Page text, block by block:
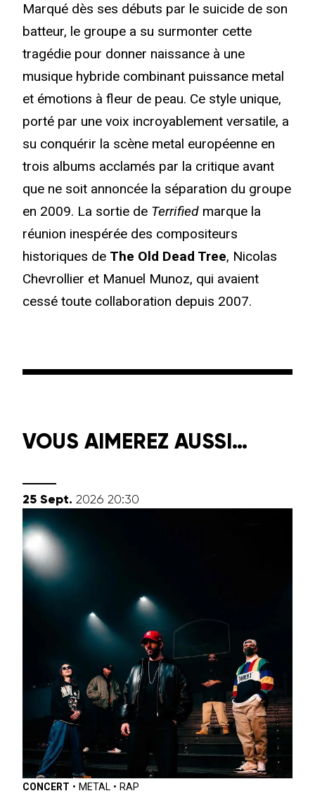
Marqué dès ses débuts par le suicide de son
batteur, le groupe a su surmonter cette
tragédie pour donner naissance à une
musique hybride combinant puissance metal
et émotions à fleur de peau. Ce style unique,
porté par une voix incroyablement versatile, a
su conquérir la scène metal européenne en
trois albums acclamés par la critique avant
que ne soit annoncée la séparation du groupe
en 2009. La sortie de Terrified marque la
réunion inespérée des compositeurs
historiques de The Old Dead Tree, Nicolas
Chevrollier et Manuel Munoz, qui avaient
cessé toute collaboration depuis 2007.
VOUS AIMEREZ AUSSI…
25 septembre
Sept. 2026 20:30
CONCERT • METAL • RAP